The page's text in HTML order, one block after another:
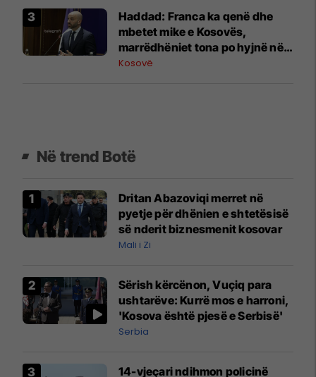
Haddad: Franca ka qenë dhe
mbetet mike e Kosovës,
marrëdhëniet tona po hyjnë në
një momentum të ri
Kosovë
Në trend Botë
Dritan Abazoviqi merret në
pyetje për dhënien e shtetësisë
së nderit biznesmenit kosovar
Mali i Zi
Sërish kërcënon, Vuçiq para
ushtarëve: Kurrë mos e harroni,
'Kosova është pjesë e Serbisë'
Serbia
14-vjeçari ndihmon policinë